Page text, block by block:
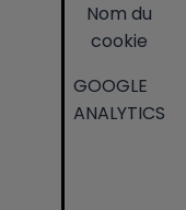
Nom du
cookie
GOOGLE
ANALYTICS